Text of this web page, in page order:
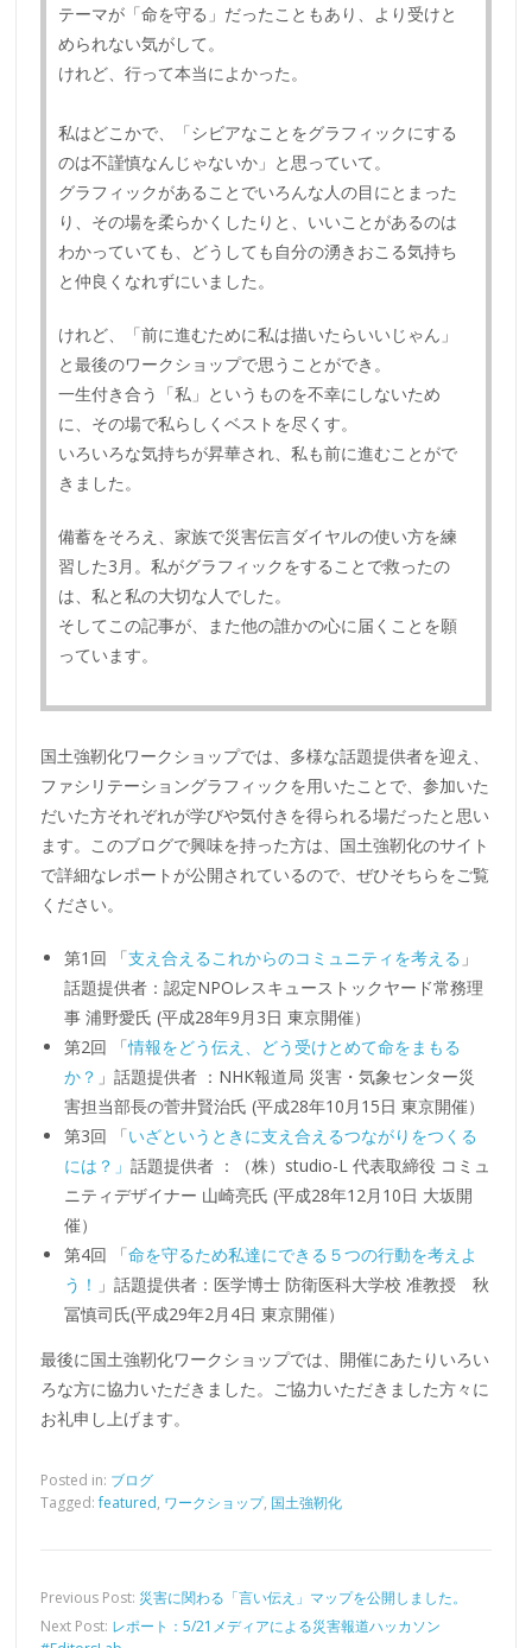
テーマが「命を守る」だったこともあり、より受けと
められない気がして。
けれど、行って本当によかった。
私はどこかで、「シビアなことをグラフィックにする
のは不謹慎なんじゃないか」と思っていて。
グラフィックがあることでいろんな人の目にとまった
り、その場を柔らかくしたりと、いいことがあるのは
わかっていても、どうしても自分の湧きおこる気持ち
と仲良くなれずにいました。
けれど、「前に進むために私は描いたらいいじゃん」
と最後のワークショップで思うことができ。
一生付き合う「私」というものを不幸にしないため
に、その場で私らしくベストを尽くす。
いろいろな気持ちが昇華され、私も前に進むことがで
きました。
備蓄をそろえ、家族で災害伝言ダイヤルの使い方を練
習した3月。私がグラフィックをすることで救ったの
は、私と私の大切な人でした。
そしてこの記事が、また他の誰かの心に届くことを願
っています。
国土強靭化ワークショップでは、多様な話題提供者を迎え、
ファシリテーショングラフィックを用いたことで、参加いた
だいた方それぞれが学びや気付きを得られる場だったと思い
ます。このブログで興味を持った方は、国土強靭化のサイト
で詳細なレポートが公開されているので、ぜひそちらをご覧
ください。
第1回 「支え合えるこれからのコミュニティを考える 」
話題提供者：認定NPOレスキューストックヤード常務理
事 浦野愛氏 (平成28年9月3日 東京開催）
第2回 「情報をどう伝え、どう受けとめて命をまもる
か？ 」話題提供者 ：NHK報道局 災害・気象センター災
害担当部長の菅井賢治氏 (平成28年10月15日 東京開催）
第3回 「いざというときに支え合えるつながりをつくる
には？」話題提供者 ：（株）studio-L 代表取締役 コミュ
ニティデザイナー 山崎亮氏 (平成28年12月10日 大坂開
催）
第4回 「命を守るため私達にできる５つの行動を考えよ
う！ 」話題提供者：医学博士 防衛医科大学校 准教授 秋
冨慎司氏(平成29年2月4日 東京開催）
最後に国土強靭化ワークショップでは、開催にあたりいろい
ろな方に協力いただきました。ご協力いただきました方々に
お礼申し上げます。
Posted in: ブログ
Tagged:featured, ワークショップ, 国土強靭化
Previous Post: 災害に関わる「言い伝え」マップを公開しました。
Next Post: レポート：5/21メディアによる災害報道ハッカソン